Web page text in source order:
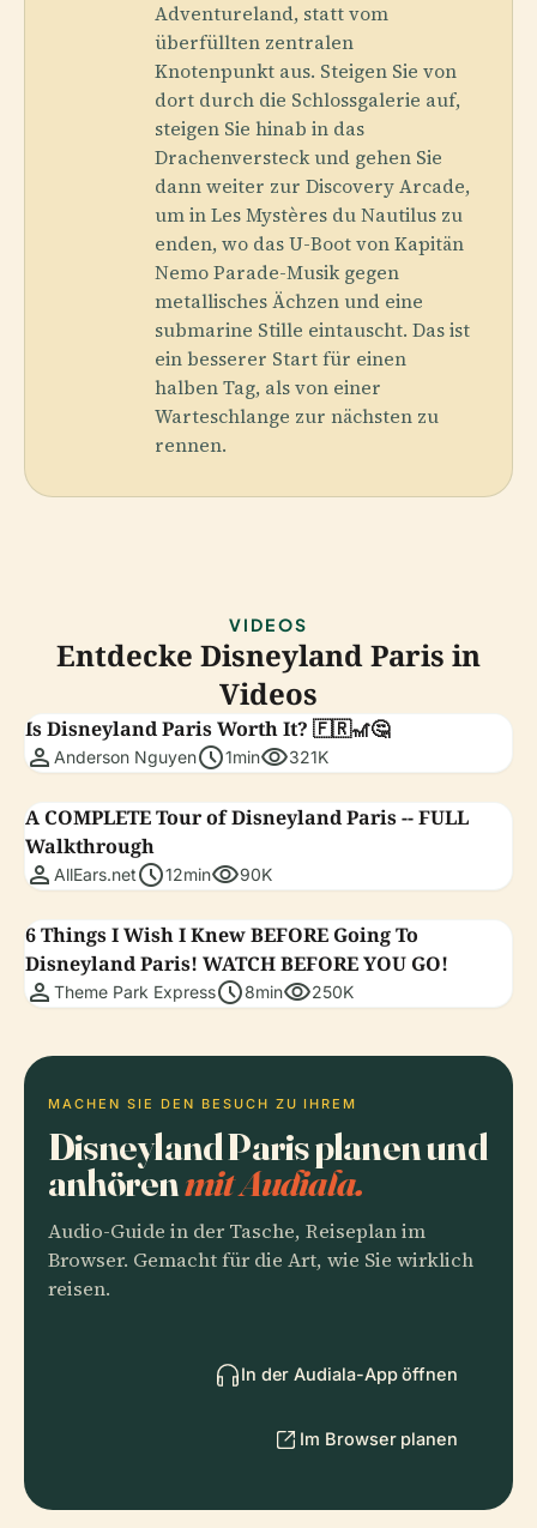
Adventureland, statt vom
überfüllten zentralen
Knotenpunkt aus. Steigen Sie von
dort durch die Schlossgalerie auf,
steigen Sie hinab in das
Drachenversteck und gehen Sie
dann weiter zur Discovery Arcade,
um in Les Mystères du Nautilus zu
enden, wo das U-Boot von Kapitän
Nemo Parade-Musik gegen
metallisches Ächzen und eine
submarine Stille eintauscht. Das ist
ein besserer Start für einen
halben Tag, als von einer
Warteschlange zur nächsten zu
rennen.
VIDEOS
Entdecke Disneyland Paris in
Videos
Is Disneyland Paris Worth It? 🇫🇷🎢🤔
person Anderson Nguyenschedule1minvisibility321K
A COMPLETE Tour of Disneyland Paris -- FULL
Walkthrough
person AllEars.netschedule12minvisibility90K
6 Things I Wish I Knew BEFORE Going To
Disneyland Paris! WATCH BEFORE YOU GO!
person Theme Park Expressschedule8minvisibility250K
MACHEN SIE DEN BESUCH ZU IHREM
Disneyland Paris planen und
anhörenmit Audiala.
Audio-Guide in der Tasche, Reiseplan im
Browser. Gemacht für die Art, wie Sie wirklich
reisen.
In der Audiala-App öffnen
Im Browser planen